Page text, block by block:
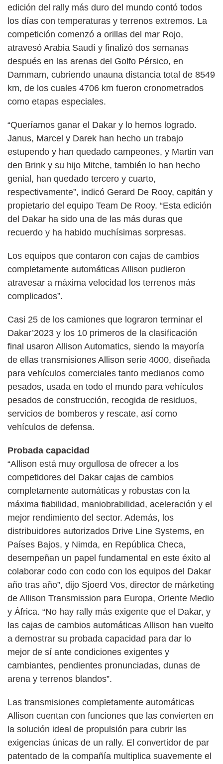
edición del rally más duro del mundo contó todos
los días con temperaturas y terrenos extremos. La
competición comenzó a orillas del mar Rojo,
atravesó Arabia Saudí y finalizó dos semanas
después en las arenas del Golfo Pérsico, en
Dammam, cubriendo unauna distancia total de 8549
km, de los cuales 4706 km fueron cronometrados
como etapas especiales.
“Queríamos ganar el Dakar y lo hemos logrado.
Janus, Marcel y Darek han hecho un trabajo
estupendo y han quedado campeones, y Martin van
den Brink y su hijo Mitche, también lo han hecho
genial, han quedado tercero y cuarto,
respectivamente”, indicó Gerard De Rooy, capitán y
propietario del equipo Team De Rooy. “Esta edición
del Dakar ha sido una de las más duras que
recuerdo y ha habido muchísimas sorpresas.
Los equipos que contaron con cajas de cambios
completamente automáticas Allison pudieron
atravesar a máxima velocidad los terrenos más
complicados”.
Casi 25 de los camiones que lograron terminar el
Dakar’2023 y los 10 primeros de la clasificación
final usaron Allison Automatics, siendo la mayoría
de ellas transmisiones Allison serie 4000, diseñada
para vehículos comerciales tanto medianos como
pesados, usada en todo el mundo para vehículos
pesados de construcción, recogida de residuos,
servicios de bomberos y rescate, así como
vehículos de defensa.
Probada capacidad
“Allison está muy orgullosa de ofrecer a los
competidores del Dakar cajas de cambios
completamente automáticas y robustas con la
máxima fiabilidad, maniobrabilidad, aceleración y el
mejor rendimiento del sector. Además, los
distribuidores autorizados Drive Line Systems, en
Países Bajos, y Nimda, en República Checa,
desempeñan un papel fundamental en este éxito al
colaborar codo con codo con los equipos del Dakar
año tras año”, dijo Sjoerd Vos, director de márketing
de Allison Transmission para Europa, Oriente Medio
y África. “No hay rally más exigente que el Dakar, y
las cajas de cambios automáticas Allison han vuelto
a demostrar su probada capacidad para dar lo
mejor de sí ante condiciones exigentes y
cambiantes, pendientes pronunciadas, dunas de
arena y terrenos blandos”.
Las transmisiones completamente automáticas
Allison cuentan con funciones que las convierten en
la solución ideal de propulsión para cubrir las
exigencias únicas de un rally. El convertidor de par
patentado de la compañía multiplica suavemente el